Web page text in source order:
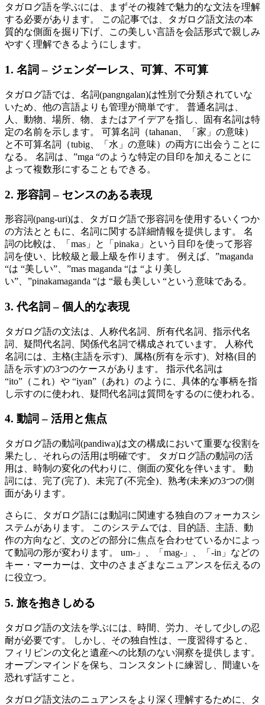
タガログ語を学ぶには、まずその複雑で魅力的な文法を理解
する必要があります。 この記事では、タガログ語文法の本
質的な側面を掘り下げ、この美しい言語を会話形式で親しみ
やすく理解できるようにします。
1. 名詞 – ジェンダーレス、可算、不可算
タガログ語では、名詞(pangngalan)は性別で分類されていな
いため、他の言語よりも管理が簡単です。 普通名詞は、
人、動物、場所、物、またはアイデアを指し、固有名詞は特
定の名前を示します。 可算名詞（tahanan、「家」の意味）
と不可算名詞（tubig、「水」の意味）の両方に出会うことに
なる。 名詞は、”mga “のような特定の目印を加えることに
よって複数形にすることもできる。
2. 形容詞 – センスのある表現
形容詞(pang-uri)は、タガログ語で形容詞を使用するいくつか
の方法とともに、名詞に関する詳細情報を提供します。 名
詞の比較は、「mas」と「pinaka」という目印を使って形容
詞を使い、比較級と最上級を作ります。 例えば、”maganda
“は “美しい”、”mas maganda “は “より美し
い”、”pinakamaganda “は “最も美しい “という意味である。
3. 代名詞 – 個人的な表現
タガログ語の文法は、人称代名詞、所有代名詞、指示代名
詞、疑問代名詞、関係代名詞で構成されています。 人称代
名詞には、主格(主語を示す)、属格(所有を示す)、対格(目的
語を示す)の3つのケースがあります。 指示代名詞は
“ito”（これ）や “iyan”（あれ）のように、具体的な事柄を指
し示すのに使われ、疑問代名詞は質問をするのに使われる。
4. 動詞 – 活用と焦点
タガログ語の動詞(pandiwa)は文の構成において重要な役割を
果たし、それらの活用は明確です。 タガログ語の動詞の活
用は、時制の変化の代わりに、側面の変化を伴います。 動
詞には、完了(完了)、未完了(不完全)、熟考(未来)の3つの側
面があります。
さらに、タガログ語には動詞に関連する独自のフォーカスシ
ステムがあります。 このシステムでは、目的語、主語、動
作の方向など、文のどの部分に焦点を合わせているかによっ
て動詞の形が変わります。 um-」、「mag-」、「-in」などの
キー・マーカーは、文中のさまざまなニュアンスを伝えるの
に役立つ。
5. 旅を抱きしめる
タガログ語の文法を学ぶには、時間、労力、そして少しの忍
耐が必要です。 しかし、その独自性は、一度習得すると、
フィリピンの文化と遺産への比類のない洞察を提供します。
オープンマインドを保ち、コンスタントに練習し、間違いを
恐れず話すこと。
タガログ語文法のニュアンスをより深く理解するために、タ